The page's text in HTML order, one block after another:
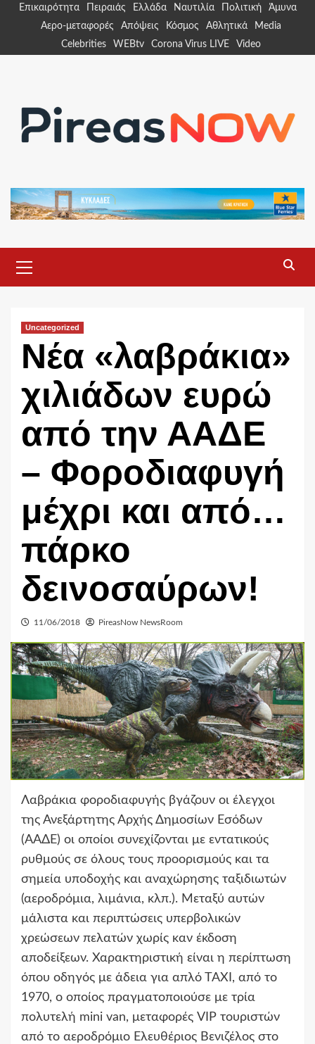
Επικαιρότητα Πειραιάς Ελλάδα Ναυτιλία Πολιτική
Άμυνα
Αερο-μεταφορές
Απόψεις Κόσμος Αθλητικά
Media
Celebrities
WEBtv Corona Virus LIVE Video
Menu
Uncategorized
Νέα «λαβράκια»
χιλιάδων ευρώ
από την ΑΑΔΕ
– Φοροδιαφυγή
μέχρι και από…
πάρκο
δεινοσαύρων!
11/06/2018 PireasNow NewsRoom
Λαβράκια φοροδιαφυγής βγάζουν οι έλεγχοι
της Ανεξάρτητης Αρχής Δημοσίων Εσόδων
(ΑΑΔΕ) οι οποίοι συνεχίζονται με εντατικούς
ρυθμούς σε όλους τους προορισμούς και τα
σημεία υποδοχής και αναχώρησης ταξιδιωτών
(αεροδρόμια, λιμάνια, κλπ.). Μεταξύ αυτών
μάλιστα και περιπτώσεις υπερβολικών
χρεώσεων πελατών χωρίς καν έκδοση
αποδείξεων. Χαρακτηριστική είναι η περίπτωση
όπου οδηγός με άδεια για απλό ΤΑΧΙ, από το
1970, ο οποίος πραγματοποιούσε με τρία
πολυτελή mini van, μεταφορές VIP τουριστών
από το αεροδρόμιο Ελευθέριος Βενιζέλος στο